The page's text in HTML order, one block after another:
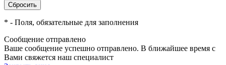
* - Поля, обязательные для заполнения
Сообщение отправлено
Ваше сообщение успешно отправлено. В ближайшее время с
Вами свяжется наш специалист